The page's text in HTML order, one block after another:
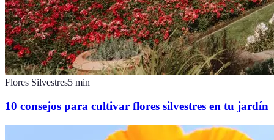
Flores Silvestres5 min
10 consejos para cultivar flores silvestres en tu jardín